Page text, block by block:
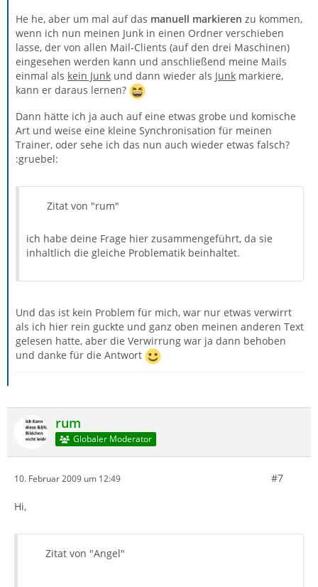
He he, aber um mal auf das manuell markieren zu kommen,
wenn ich nun meinen Junk in einen Ordner verschieben
lasse, der von allen Mail-Clients (auf den drei Maschinen)
eingesehen werden kann und anschließend meine Mails
einmal als kein Junk und dann wieder als Junk markiere,
kann er daraus lernen?
Dann hätte ich ja auch auf eine etwas grobe und komische
Art und weise eine kleine Synchronisation für meinen
Trainer, oder sehe ich das nun auch wieder etwas falsch?
:gruebel:
Zitat von "rum"
ich habe deine Frage hier zusammengeführt, da sie
inhaltlich die gleiche Problematik beinhaltet.
Und das ist kein Problem für mich, war nur etwas verwirrt
als ich hier rein guckte und ganz oben meinen anderen Text
gelesen hatte, aber die Verwirrung war ja dann behoben
und danke für die Antwort
rum
Globaler Moderator
10. Februar 2009 um 12:49 #7
Hi,
Zitat von "Angel"